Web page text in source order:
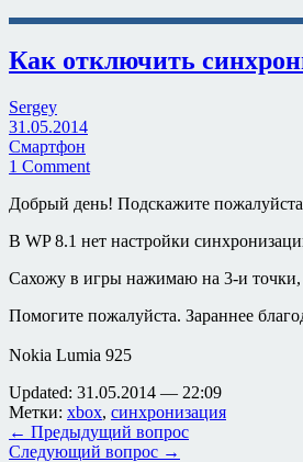
Как отключить
Sergey
31.05.2014
Смартфон
1 Comment
Добрый день! Подскажите
В WP 8.1 нет настройки
Сахожу в игры нажимаю на 3-и
Помогите пожалуйста. Зараннее
Nokia Lumia 925
Updated: 31.05.2014 — 22:09
Метки: xbox, синхронизация
← Предыдущий вопрос
Следующий вопрос →